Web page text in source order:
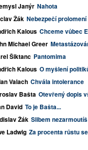
Janýr Nahota
Žák Nebezpečí
Kalous Chceme vůbec
Michael Greer
Šiktanc Pantomima
Kalous O myšlení
Valach Chvála intolerance
Bašta Otevřený dopis
David To je Bašta...
Žák Slibem
Ladwig Za procenta růstu